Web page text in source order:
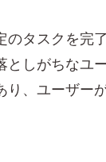
タスクを完
しがちなユ
り、ユーザー